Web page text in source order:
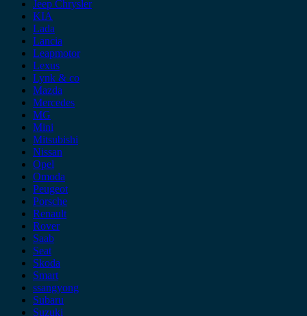
Jeep Chrysler
KIA
Lada
Lancia
Leapmotor
Lexus
Lynk & co
Mazda
Mercedes
MG
Mini
Mitsubishi
Nissan
Opel
Omoda
Peugeot
Porsche
Renault
Rover
Saab
Seat
Skoda
Smart
ssangyong
Subaru
Suzuki